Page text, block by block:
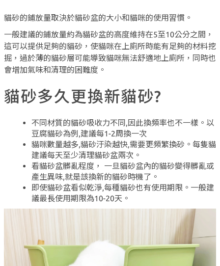
貓砂的鋪放量取決於貓砂盆的大小和貓咪的使用習慣。
一般建議的鋪放量約為貓砂盆的高度維持在5至10公分之間，
這可以提供足夠的貓砂，使貓咪在上廁所時能有足夠的材料挖
掘，過於薄的貓砂層可能導致貓咪無法舒適地上廁所，同時也
會增加氣味和清理的困難度。
貓砂多久更換新貓砂?
不同材質的貓砂吸收力不同,因此換頻率也不一樣。以
豆腐貓砂為例,建議每1-2周換一次
貓咪數量越多,貓砂汙染越快,需要更頻繁換砂。每隻貓
建議每天至少清理貓砂盆兩次。
看貓砂盆髒亂程度， 一旦貓砂盆內的貓砂變得髒亂或
產生異味,就是該換新的貓砂時機了。
即使貓砂盆看似乾淨,每種貓砂也有使用期限。一般建
議最長使用期限為10-20天。